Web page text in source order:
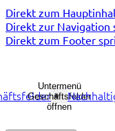
Direkt zum
Direkt zur Navigation
Direkt zum Footer
Untermenü
Geschäftsfelder
öffnen